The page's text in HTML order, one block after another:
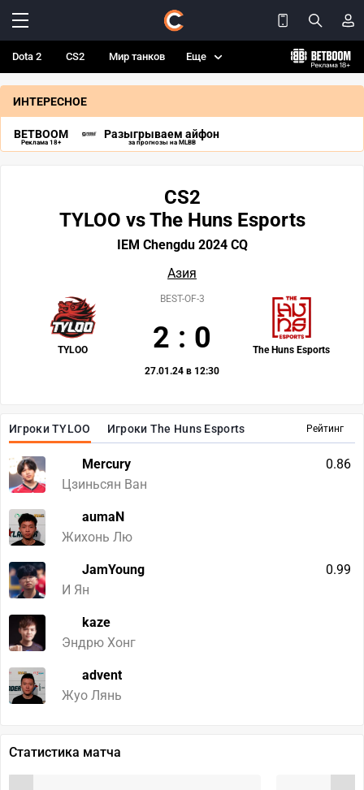
Dota 2 CS2 Мир танков Еще
ИНТЕРЕСНОЕ
BETBOOM
Реклама 18+
Разыгрываем айфон
за прогнозы на MLBB
Рейтинг
Игроки TYLOO Игроки The Huns Esports
Mercury
Цзиньсян Ван
0.86
aumaN
Жихонь Лю
JamYoung
И Ян
0.99
kaze
Эндрю Хонг
advent
Жуо Лянь
CS2
TYLOO vs The Huns Esports
IEM Chengdu 2024 CQ
Азия
TYLOO The Huns Esports
BEST-OF-3
2 : 0
27.01.24 в 12:30
Статистика матча